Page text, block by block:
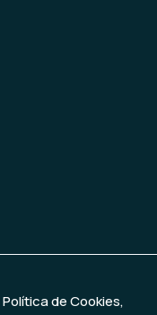
Política de Cookies,